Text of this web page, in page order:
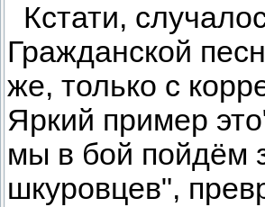
Кстати,
Гражданской
же, только с
Яркий пример
мы в бой пойдём
шкуровцев",